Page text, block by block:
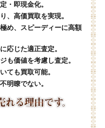
・即現金化。
、高価買取を実現。
め、スピーディーに高額
応じた適正査定。
も価値を考慮し査定。
ても買取可能。
明瞭でない。